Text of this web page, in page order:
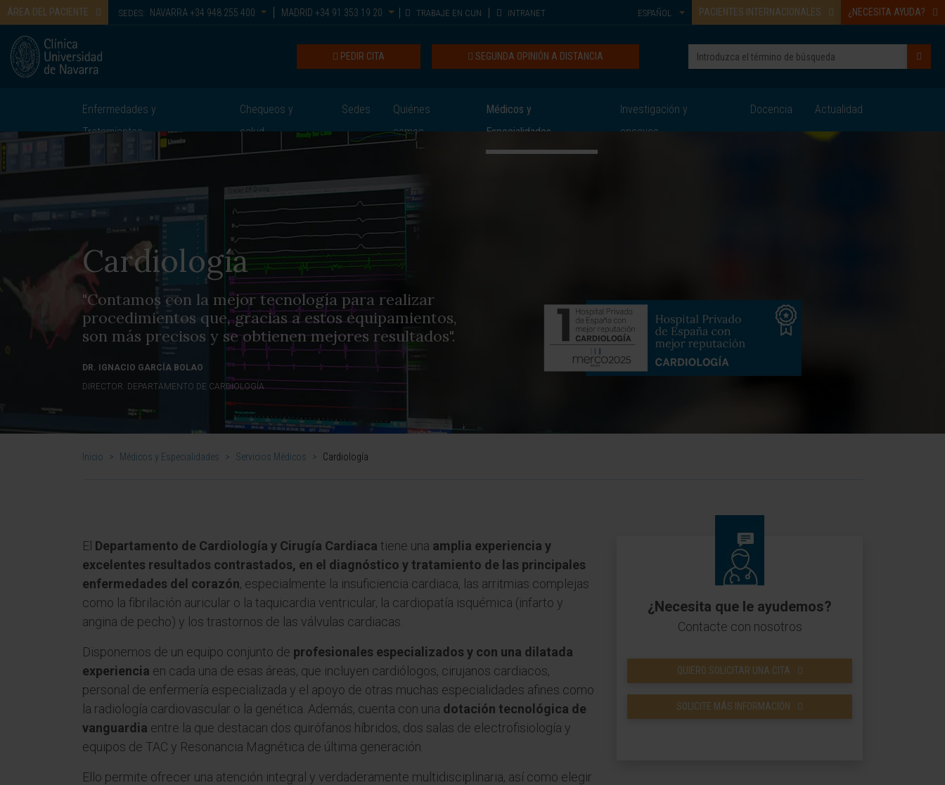
ÁREA DEL PACIENTE SEDES: NAVARRA +34 948 255 400 MADRID +34 91 353 19 20 TRABAJE EN CUN INTRANET PACIENTES INTERNACIONALES ¿NECESITA AYUDA?
ESPAÑOL
SEGUNDA OPINIÓN A DISTANCIA
PEDIR CITA
Enfermedades y
Tratamientos
Chequeos y
salud
Sedes
Quiénes
somos
Médicos y
Especialidades
Investigación y
ensayos
Docencia Actualidad
Cardiología
"Contamos con la mejor tecnología para realizar
procedimientos que, gracias a estos equipamientos,
son más precisos y se obtienen mejores resultados".
DR. IGNACIO GARCÍA BOLAO
DIRECTOR. DEPARTAMENTO DE CARDIOLOGÍA
Inicio > Médicos y Especialidades > Servicios Médicos > Cardiología
El Departamento de Cardiología y Cirugía Cardiaca tiene una amplia experiencia y
excelentes resultados contrastados, en el diagnóstico y tratamiento de las principales
enfermedades del corazón, especialmente la insuficiencia cardiaca, las arritmias complejas
como la fibrilación auricular o la taquicardia ventricular, la cardiopatía isquémica (infarto y
angina de pecho) y los trastornos de las válvulas cardiacas.
Disponemos de un equipo conjunto de profesionales especializados y con una dilatada
experiencia en cada una de esas áreas, que incluyen cardiólogos, cirujanos cardiacos,
personal de enfermería especializada y el apoyo de otras muchas especialidades afines como
la radiología cardiovascular o la genética. Además, cuenta con una dotación tecnológica de
vanguardia entre la que destacan dos quirófanos híbridos, dos salas de electrofisiología y
equipos de TAC y Resonancia Magnética de última generación.
Ello permite ofrecer una atención integral y verdaderamente multidisciplinaria, así como elegir
¿Necesita que le ayudemos?
Contacte con nosotros
QUIERO SOLICITAR UNA CITA
SOLICITE MÁS INFORMACIÓN